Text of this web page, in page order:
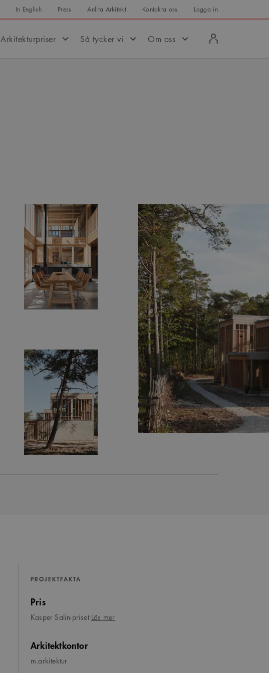
In English Press Anlita Arkitekt Kontakta oss Logga in
Arkitekturpriser Så tycker vi Om oss
in
PROJEKTFAKTA
Pris
Kasper Salin-priset Läs merom
Arkitektkontor
m.arkitektur